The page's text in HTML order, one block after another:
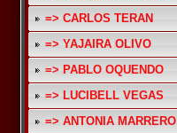
=> CARLOS TERAN
=> YAJAIRA OLIVO
=> PABLO OQUENDO
=> LUCIBELL VEGAS
=> ANTONIA MARRERO